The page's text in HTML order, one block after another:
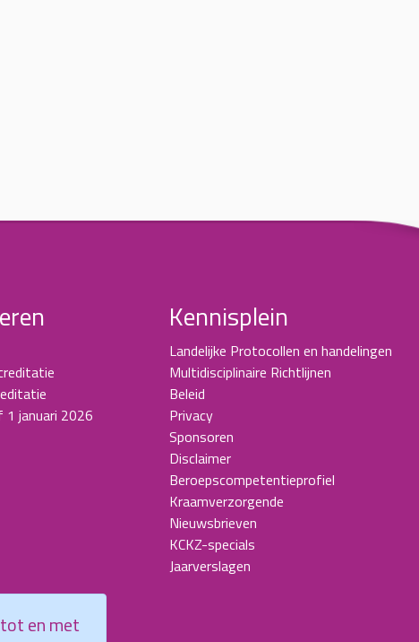
1 januari 2026
Kennisplein
Landelijke Protocollen en handelingen
Multidisciplinaire Richtlijnen
Beleid
Privacy
Sponsoren
Disclaimer
Beroepscompetentieprofiel
Kraamverzorgende
Nieuwsbrieven
KCKZ-specials
Jaarverslagen
en met